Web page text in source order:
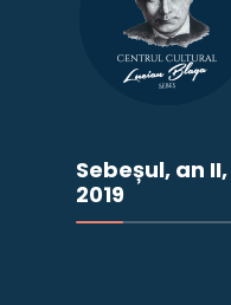
Sebeșul, an
2019